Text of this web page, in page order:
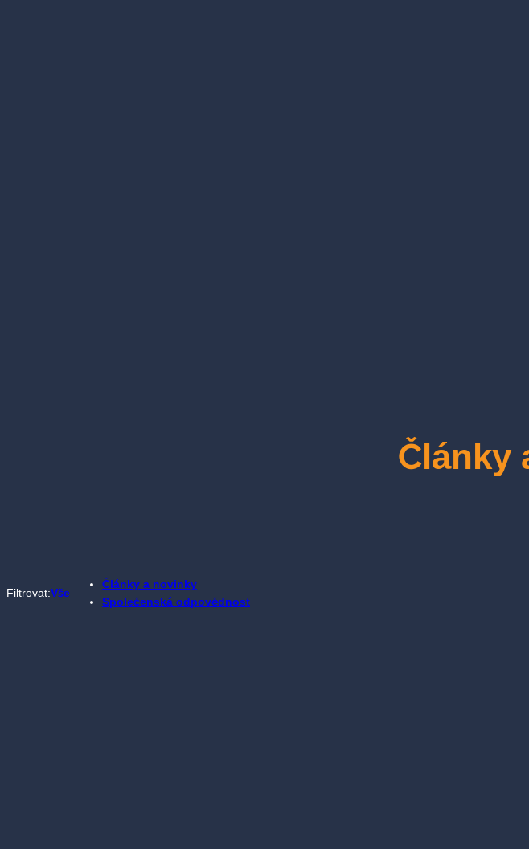
Články
Filtrovat:Vše
Články a novinky
Společenská odpovědnost